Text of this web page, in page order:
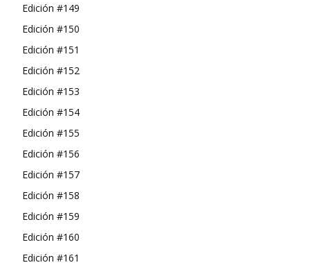
Edición #149
Edición #150
Edición #151
Edición #152
Edición #153
Edición #154
Edición #155
Edición #156
Edición #157
Edición #158
Edición #159
Edición #160
Edición #161